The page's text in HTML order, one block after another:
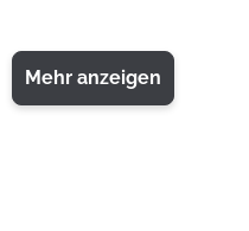
Material:
Obermaterial: 65% Polyester,
Mehr anzeigen